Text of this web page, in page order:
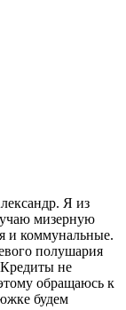
Я из
мизерную
и коммунальные.
полушария
не
обращаюсь к
будем